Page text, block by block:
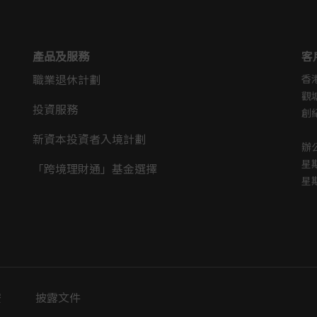
金的投資政策、風險因素、費用及收費）。
產品及服務
職業退休計劃
投資服務
新資本投資者入境計劃
「跨境理財通」基金選擇
客
香
觀
創
辦
星
星
披露文件